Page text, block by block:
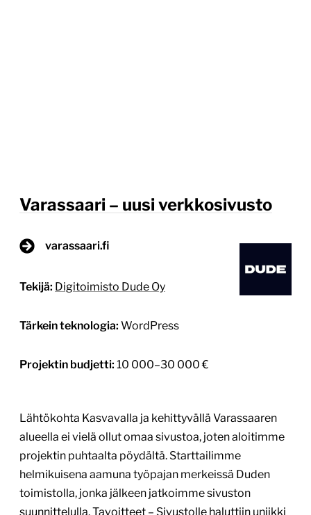
Varassaari – uusi verkkosivusto
varassaari.fi
Tekijä: Digitoimisto Dude Oy
Tärkein teknologia: WordPress
Projektin budjetti: 10 000–30 000 €
Lähtökohta Kasvavalla ja kehittyvällä Varassaaren
alueella ei vielä ollut omaa sivustoa, joten aloitimme
projektin puhtaalta pöydältä. Starttailimme
helmikuisena aamuna työpajan merkeissä Duden
toimistolla, jonka jälkeen jatkoimme sivuston
suunnittelulla. Tavoitteet – Sivustolle haluttiin uniikki